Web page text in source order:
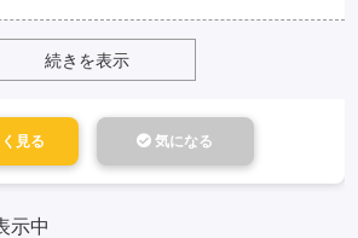
続きを表示
見る 気になる
示中